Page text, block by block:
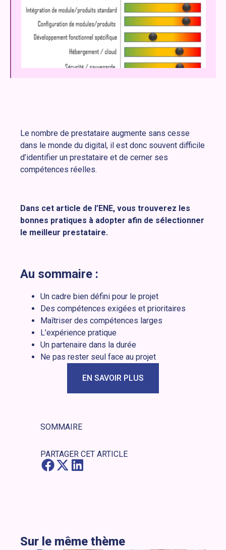
Le nombre de prestataire augmente sans cesse
dans le monde du digital, il est donc souvent difficile
d’identifier un prestataire et de cerner ses
compétences réelles.
Dans cet article de l’ENE, vous trouverez les
bonnes pratiques à adopter afin de sélectionner
le meilleur prestataire.
Au sommaire :
Un cadre bien défini pour le projet
Des compétences exigées et prioritaires
Maîtriser des compétences larges
L’expérience pratique
Un partenaire dans la durée
Ne pas rester seul face au projet
EN SAVOIR PLUS
SOMMAIRE
PARTAGER CET ARTICLE
Sur le même thème